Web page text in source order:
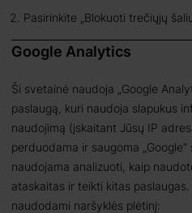
Pasirinkite „Blokuoti trečiųjų
Google Analytics
Ši svetainė naudoja „Google
paslaugą, kuri naudoja slapukus
naudojimą (įskaitant Jūsų IP
perduodama ir saugoma
naudojama analizuoti, kaip
ataskaitas ir teikti kitas
naudodami naršyklės plėtinį: